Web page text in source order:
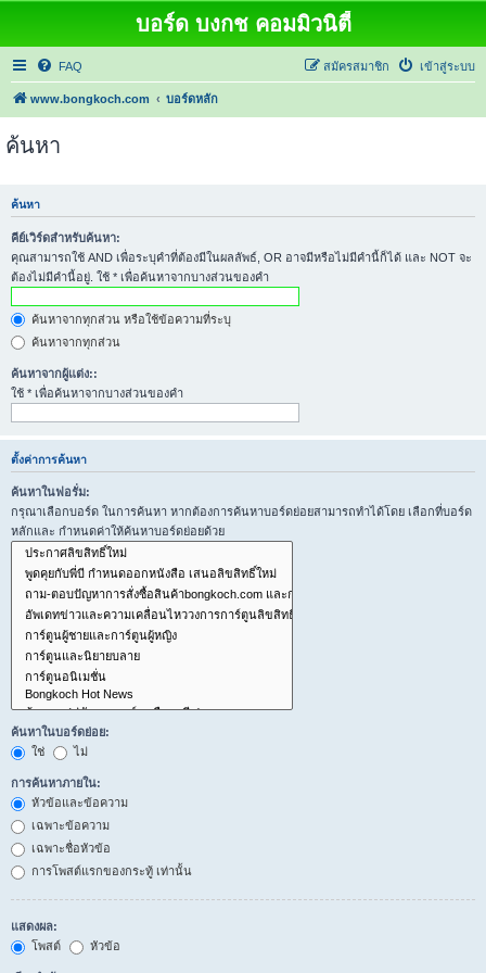
บอร์ด บงกช คอมมิวนิตี้
FAQ เข้าสู่ระบบ
สมัครสมาชิก
www.bongkoch.com บอร์ดหลัก
ค้นหา
ค้นหา
คีย์เวิร์ดสำหรับค้นหา:
คุณสามารถใช้ AND เพื่อระบุคำที่ต้องมีในผลลัพธ์, OR อาจมีหรือไม่มีคำนี้ก็ได้ และ NOT จะ
ต้องไม่มีคำนี้อยู่. ใช้ * เพื่อค้นหาจากบางส่วนของคำ
ค้นหาจากทุกส่วน หรือใช้ข้อความที่ระบุ
ค้นหาจากทุกส่วน
ค้นหาจากผู้แต่ง::
ใช้ * เพื่อค้นหาจากบางส่วนของคำ
ตั้งค่าการค้นหา
ค้นหาในฟอรั่ม:
กรุณาเลือกบอร์ด ในการค้นหา หากต้องการค้นหาบอร์ดย่อยสามารถทำได้โดย เลือกที่บอร์ด
หลักและ กำหนดค่าให้ค้นหาบอร์ดย่อยด้วย
ค้นหาในบอร์ดย่อย:
ใช่
ไม่
การค้นหาภายใน:
หัวข้อและข้อความ
เฉพาะข้อความ
เฉพาะชื่อหัวข้อ
การโพสต์แรกของกระทู้ เท่านั้น
แสดงผล:
โพสต์
หัวข้อ